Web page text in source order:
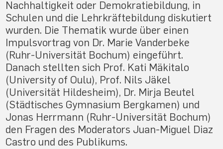
Nachhaltigkeit oder Demokratiebildung, in
Schulen und die Lehrkräftebildung diskutiert
wurden. Die Thematik wurde über einen
Impulsvortrag von Dr. Marie Vanderbeke
(Ruhr-Universität Bochum) eingeführt.
Danach stellten sich Prof. Kati Mäkitalo
(University of Oulu), Prof. Nils Jäkel
(Universität Hildesheim), Dr. Mirja Beutel
(Städtisches Gymnasium Bergkamen) und
Jonas Herrmann (Ruhr-Universität Bochum)
den Fragen des Moderators Juan-Miguel Diaz
Castro und des Publikums.